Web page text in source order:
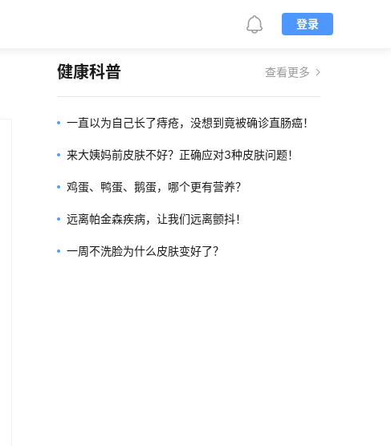
登录
健康科普 查看更多
一直以为自己长了痔疮，没想到竟被确诊直肠癌！
来大姨妈前皮肤不好？正确应对3种皮肤问题！
鸡蛋、鸭蛋、鹅蛋，哪个更有营养？
远离帕金森疾病，让我们远离颤抖！
一周不洗脸为什么皮肤变好了？